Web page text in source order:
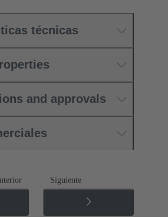
técnicas
and approvals
Siguiente